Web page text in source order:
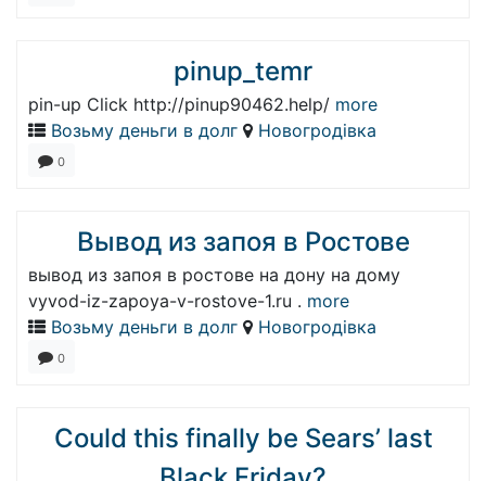
pinup_temr
pin-up Click http://pinup90462.help/ more
Возьму деньги в долг
Новогродівка
0
Вывод из запоя в Ростове
вывод из запоя в ростове на дону на дому
vyvod-iz-zapoya-v-rostove-1.ru . more
Возьму деньги в долг
Новогродівка
0
Could this finally be Sears’ last